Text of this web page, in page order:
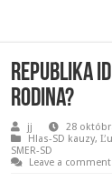
Republika
rodina?
jj
28
Hlas-SD kauzy,
SMER-SD
Leave a comment